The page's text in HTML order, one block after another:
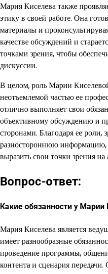
Мария Киселева также
этику в своей работе. Она
материалы и
качестве обсуждений и
точками зрения, чтобы
дискуссии.
В целом, роль Марии
неотъемлемой частью ее
отлично выполняет свои
объективному обсуждению и
сторонами. Благодаря ее роли,
разностороннюю информацию,
выразить свои точки зрения
Вопрос-ответ:
Какие обязанности у
Мария Киселева является
имеет разнообразные
проведение программы,
контента и сценария передачи.